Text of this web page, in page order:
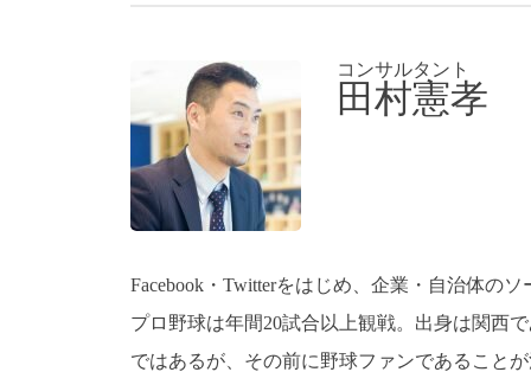
コンサルタント
田村憲孝
Facebook・Twitterをはじめ、企業・自治体の
プロ野球は年間20試合以上観戦。出身は関西
ではあるが、その前に野球ファンであること